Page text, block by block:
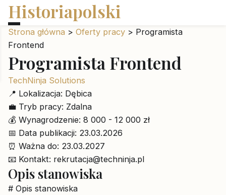
Historiapolski
Strona główna > Oferty pracy > Programista
Frontend
Programista Frontend
TechNinja Solutions
📍 Lokalizacja: Dębica
💼 Tryb pracy: Zdalna
💰 Wynagrodzenie: 8 000 - 12 000 zł
📅 Data publikacji: 23.03.2026
⏰ Ważna do: 23.03.2027
📧 Kontakt: rekrutacja@techninja.pl
Opis stanowiska
# Opis stanowiska